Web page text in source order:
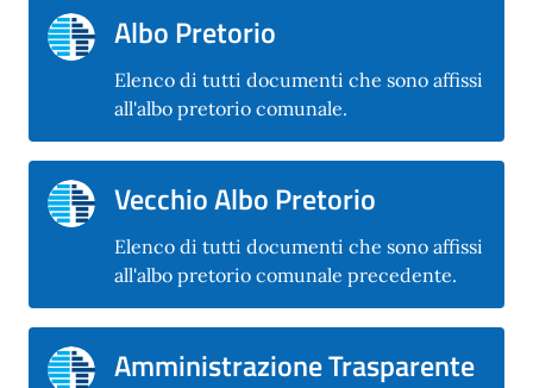
Albo Pretorio
Elenco di tutti documenti che sono affissi
all'albo pretorio comunale.
Vecchio Albo Pretorio
Elenco di tutti documenti che sono affissi
all'albo pretorio comunale precedente.
Amministrazione Trasparente